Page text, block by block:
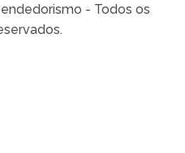
- Todos os